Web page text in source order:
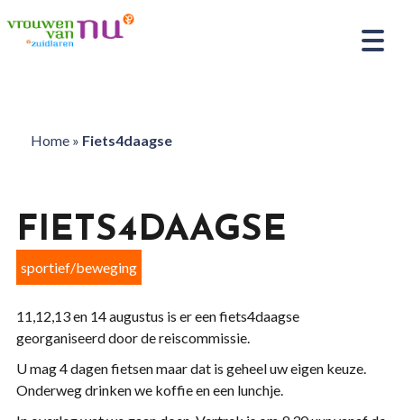
Home» Fiets4daagse
FIETS4DAAGSE
sportief/beweging
11,12,13 en 14 augustus is er een fiets4daagse
georganiseerd door de reiscommissie.
U mag 4 dagen fietsen maar dat is geheel uw eigen keuze.
Onderweg drinken we koffie en een lunchje.